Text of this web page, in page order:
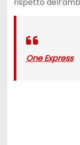
One Express